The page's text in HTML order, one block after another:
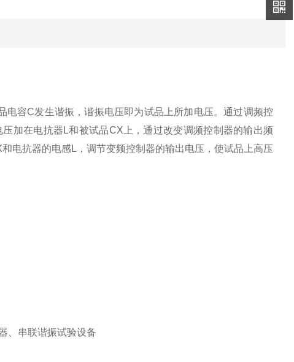
容C发生谐振，谐振电压即为试品上所加电压。通过调频控
加在电抗器L和被试品CX上，通过改变调频控制器的输出频
电抗器的电感L，调节变频控制器的输出电压，使试品上高压
、串联谐振试验设备